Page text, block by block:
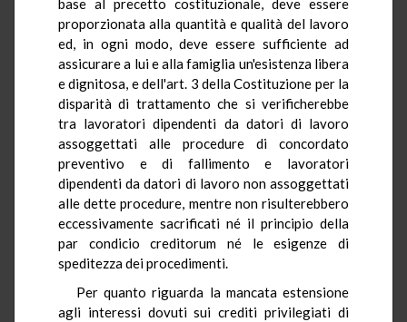
base al precetto costituzionale, deve essere
proporzionata alla quantità e qualità del lavoro
ed, in ogni modo, deve essere sufficiente ad
assicurare a lui e alla famiglia un'esistenza libera
e dignitosa, e dell'art. 3 della Costituzione per la
disparità di trattamento che si verificherebbe
tra lavoratori dipendenti da datori di lavoro
assoggettati alle procedure di concordato
preventivo e di fallimento e lavoratori
dipendenti da datori di lavoro non assoggettati
alle dette procedure, mentre non risulterebbero
eccessivamente sacrificati né il principio della
par condicio creditorum né le esigenze di
speditezza dei procedimenti.
Per quanto riguarda la mancata estensione
agli interessi dovuti sui crediti privilegiati di